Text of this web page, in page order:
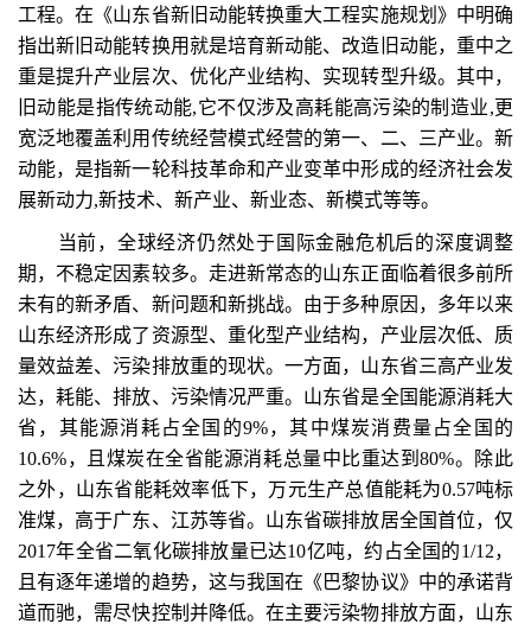
工程。在《山东省新旧动能转换重大工程实施规划》中明确
指出新旧动能转换用就是培育新动能、改造旧动能，重中之
重是提升产业层次、优化产业结构、实现转型升级。其中，
旧动能是指传统动能,它不仅涉及高耗能高污染的制造业,更
宽泛地覆盖利用传统经营模式经营的第一、二、三产业。新
动能，是指新一轮科技革命和产业变革中形成的经济社会发
展新动力,新技术、新产业、新业态、新模式等等。
当前，全球经济仍然处于国际金融危机后的深度调整
期，不稳定因素较多。走进新常态的山东正面临着很多前所
未有的新矛盾、新问题和新挑战。由于多种原因，多年以来
山东经济形成了资源型、重化型产业结构，产业层次低、质
量效益差、污染排放重的现状。一方面，山东省三高产业发
达，耗能、排放、污染情况严重。山东省是全国能源消耗大
省，其能源消耗占全国的9%，其中煤炭消费量占全国的
10.6%，且煤炭在全省能源消耗总量中比重达到80%。除此
之外，山东省能耗效率低下，万元生产总值能耗为0.57吨标
准煤，高于广东、江苏等省。山东省碳排放居全国首位，仅
2017年全省二氧化碳排放量已达10亿吨，约占全国的1/12，
且有逐年递增的趋势，这与我国在《巴黎协议》中的承诺背
道而驰，需尽快控制并降低。在主要污染物排放方面，山东